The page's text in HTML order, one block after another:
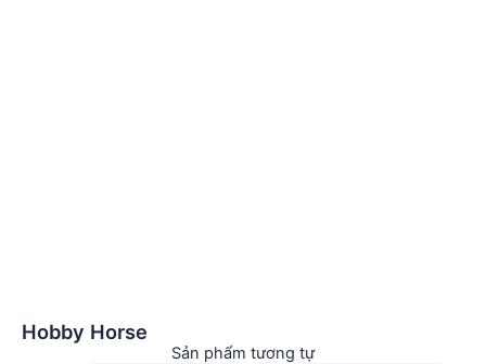
Hobby Horse
Sản phẩm tương tự